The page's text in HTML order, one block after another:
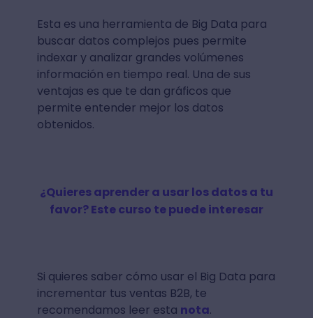
Esta es una herramienta de Big Data para
buscar datos complejos pues permite
indexar y analizar grandes volúmenes
información en tiempo real. Una de sus
ventajas es que te dan gráficos que
permite entender mejor los datos
obtenidos.
¿Quieres aprender a usar los datos a tu
favor? Este curso te puede interesar
Si quieres saber cómo usar el Big Data para
incrementar tus ventas B2B, te
recomendamos leer esta nota.